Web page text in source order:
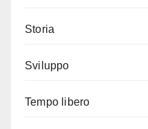
Storia
Sviluppo
Tempo libero